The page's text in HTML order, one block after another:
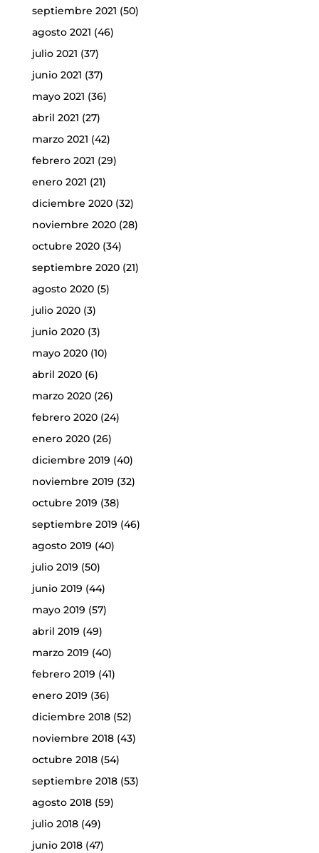
septiembre 2021 (50)
agosto 2021 (46)
julio 2021 (37)
junio 2021 (37)
mayo 2021 (36)
abril 2021 (27)
marzo 2021 (42)
febrero 2021 (29)
enero 2021 (21)
diciembre 2020(32)
noviembre 2020(28)
octubre 2020(34)
septiembre 2020(21)
agosto 2020(5)
julio 2020(3)
junio 2020(3)
mayo 2020(10)
abril 2020(6)
marzo 2020(26)
febrero 2020(24)
enero 2020(26)
diciembre 2019 (40)
noviembre 2019 (32)
octubre 2019 (38)
septiembre 2019 (46)
agosto 2019 (40)
julio 2019 (50)
junio 2019 (44)
mayo 2019 (57)
abril 2019 (49)
marzo 2019 (40)
febrero 2019 (41)
enero 2019 (36)
diciembre 2018(52)
noviembre 2018(43)
octubre 2018(54)
septiembre 2018(53)
agosto 2018(59)
julio 2018(49)
junio 2018(47)